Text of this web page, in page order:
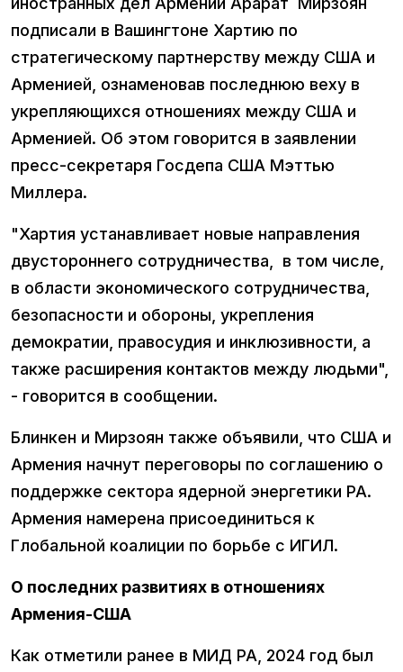
подписали в Вашингтоне Хартию по
стратегическому партнерству между США и
Арменией, ознаменовав последнюю веху в
укрепляющихся отношениях между США и
Арменией. Об этом говорится в заявлении
пресс-секретаря Госдепа США Мэттью
Миллера.
"Хартия устанавливает новые направления
двустороннего сотрудничества, в том числе,
в области экономического сотрудничества,
безопасности и обороны, укрепления
демократии, правосудия и инклюзивности, а
также расширения контактов между людьми",
- говорится в сообщении.
Блинкен и Мирзоян также объявили, что США и
Армения начнут переговоры по соглашению о
поддержке сектора ядерной энергетики РА.
Армения намерена присоединиться к
Глобальной коалиции по борьбе с ИГИЛ.
О последних развитиях в отношениях
Армения-США
Как отметили ранее в МИД РА, 2024 год был